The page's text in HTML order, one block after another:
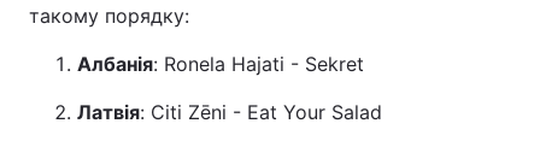
такому порядку:
Албанія: Ronela Hajati - Sekret
Латвія: Citi Zēni - Eat Your Salad